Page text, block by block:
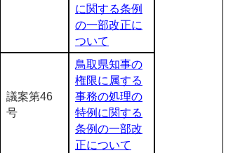
に関する条例
の一部改正に
ついて
議案第46
号
鳥取県知事の
権限に属する
事務の処理の
特例に関する
条例の一部改
正について